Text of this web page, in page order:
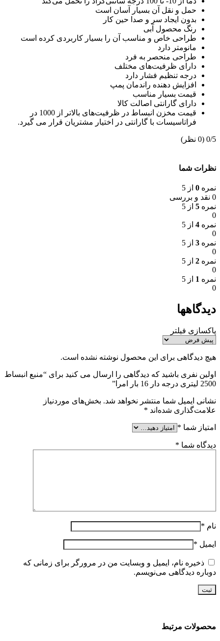
حمل و نقل آن بسیار آسان است
بدون ایجاد سر و صدا حین کار
رنگ محصول آبی
طراحی خاص و مناسب آن را بسیار کاربردی کرده است
مانومتر دارد
طراحی منحصر به فرد
دارای ظرفیت‌های مختلف
درجه تنظیم فشار دارد
افزایش دهنده راندمان پمپ
قیمت بسیار مناسب
دارای گارانتی اصالت کالا
قیمت مخزن انبساط در ظرفیت‌های بالاتر از 1000 در
فراتاسیسات با گارانتی در اختیار مشتریان قرار می گیرد.
‫0/5 ‫(0 نظر)
نظرات شما
نمره 0 از 5
0 نقد و بررسی
نمره 5 از 5
0
نمره 4 از 5
0
نمره 3 از 5
0
نمره 2 از 5
0
نمره 1 از 5
0
دیدگاهها
پاکسازی فیلتر
هیچ دیدگاهی برای این محصول نوشته نشده است.
اولین نفری باشید که دیدگاهی را ارسال می کنید برای “منبع انبساط
2500 لیتری درجه دار 16 بار امرا”
نشانی ایمیل شما منتشر نخواهد شد. بخش‌های موردنیاز
علامت‌گذاری شده‌اند *
امتیاز شما *
دیدگاه شما *
نام *
ایمیل *
ذخیره نام، ایمیل و وبسایت من در مرورگر برای زمانی که
دوباره دیدگاهی می‌نویسم.
محصولات مرتبط